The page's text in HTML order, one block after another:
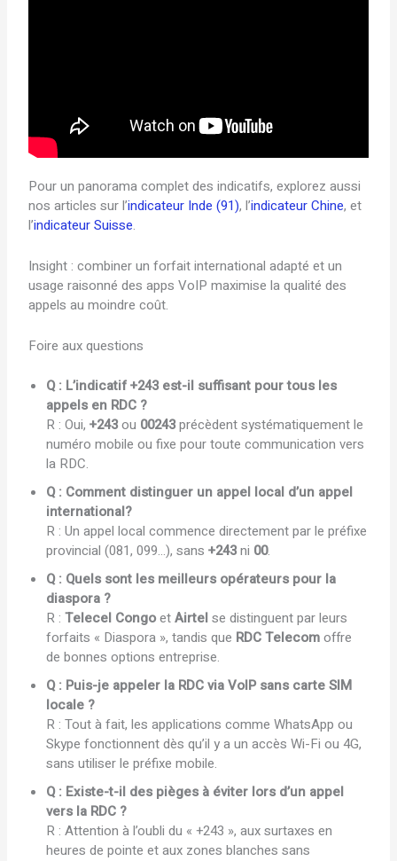
Pour un panorama complet des indicatifs, explorez aussi
nos articles sur l’indicateur Inde (91), l’indicateur Chine, et
l’indicateur Suisse.
Insight : combiner un forfait international adapté et un
usage raisonné des apps VoIP maximise la qualité des
appels au moindre coût.
Foire aux questions
Q : L’indicatif +243 est-il suffisant pour tous les
appels en RDC ?
R : Oui,+243ou 00243précèdent systématiquement le
numéro mobile ou fixe pour toute communication vers
la RDC.
Q : Comment distinguer un appel local d’un appel
international?
R : Un appel local commence directement par le préfixe
provincial (081, 099…), sans+243ni 00.
Q : Quels sont les meilleurs opérateurs pour la
diaspora ?
R :Telecel CongoetAirtelse distinguent par leurs
forfaits « Diaspora », tandis que RDC Telecomoffre
de bonnes options entreprise.
Q : Puis-je appeler la RDC via VoIP sans carte SIM
locale ?
R : Tout à fait, les applications comme WhatsApp ou
Skype fonctionnent dès qu’il y a un accès Wi-Fi ou 4G,
sans utiliser le préfixe mobile.
Q : Existe-t-il des pièges à éviter lors d’un appel
vers la RDC ?
R : Attention à l’oubli du « +243 », aux surtaxes en
heures de pointe et aux zones blanches sans